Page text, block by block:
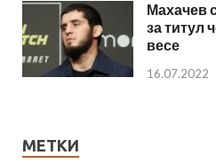
Махачев
за титул
весе
16.07.2022
МЕТКИ